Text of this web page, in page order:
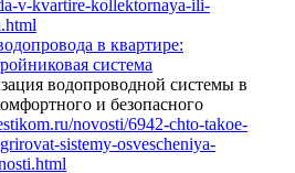
в квартире:
система
водопроводной системы в
и безопасного